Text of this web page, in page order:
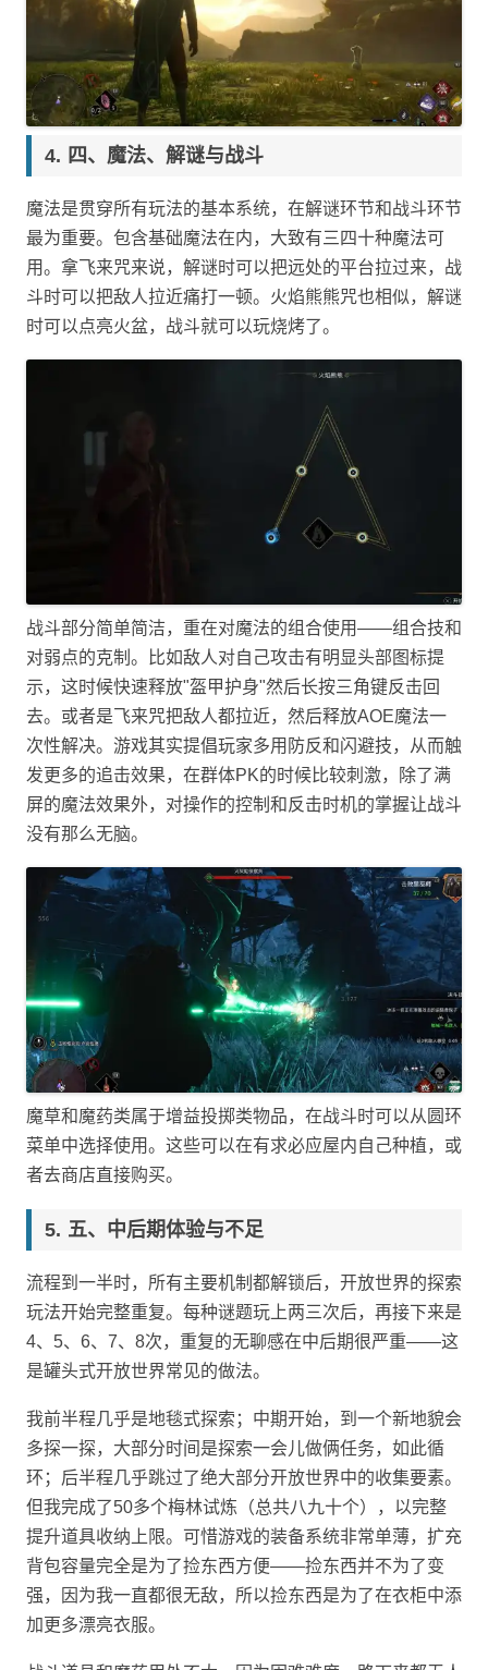
四、魔法、解谜与战斗
魔法是贯穿所有玩法的基本系统，在解谜环节和战斗环节
最为重要。包含基础魔法在内，大致有三四十种魔法可
用。拿飞来咒来说，解谜时可以把远处的平台拉过来，战
斗时可以把敌人拉近痛打一顿。火焰熊熊咒也相似，解谜
时可以点亮火盆，战斗就可以玩烧烤了。
战斗部分简单简洁，重在对魔法的组合使用——组合技和
对弱点的克制。比如敌人对自己攻击有明显头部图标提
示，这时候快速释放"盔甲护身"然后长按三角键反击回
去。或者是飞来咒把敌人都拉近，然后释放AOE魔法一
次性解决。游戏其实提倡玩家多用防反和闪避技，从而触
发更多的追击效果，在群体PK的时候比较刺激，除了满
屏的魔法效果外，对操作的控制和反击时机的掌握让战斗
没有那么无脑。
魔草和魔药类属于增益投掷类物品，在战斗时可以从圆环
菜单中选择使用。这些可以在有求必应屋内自己种植，或
者去商店直接购买。
五、中后期体验与不足
流程到一半时，所有主要机制都解锁后，开放世界的探索
玩法开始完整重复。每种谜题玩上两三次后，再接下来是
4、5、6、7、8次，重复的无聊感在中后期很严重——这
是罐头式开放世界常见的做法。
我前半程几乎是地毯式探索；中期开始，到一个新地貌会
多探一探，大部分时间是探索一会儿做俩任务，如此循
环；后半程几乎跳过了绝大部分开放世界中的收集要素。
但我完成了50多个梅林试炼（总共八九十个），以完整
提升道具收纳上限。可惜游戏的装备系统非常单薄，扩充
背包容量完全是为了捡东西方便——捡东西并不为了变
强，因为我一直都很无敌，所以捡东西是为了在衣柜中添
加更多漂亮衣服。